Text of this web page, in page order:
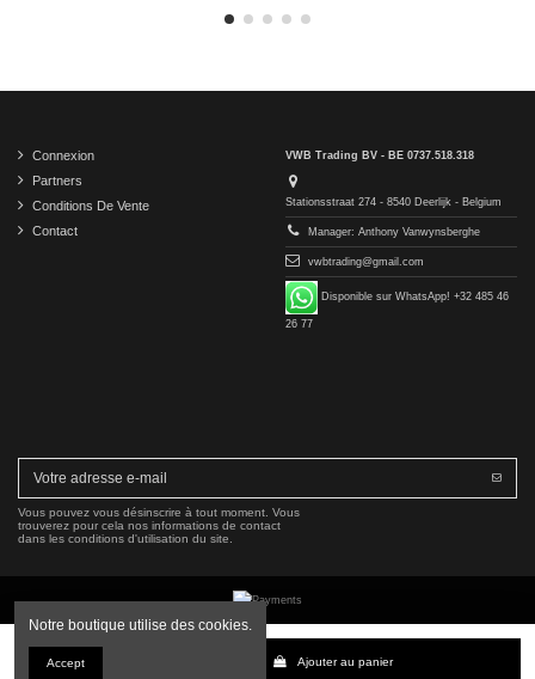
Ajouter au panier
Connexion
Partners
Conditions De Vente
Contact
VWB Trading BV - BE 0737.518.318
Stationsstraat 274 - 8540 Deerlijk - Belgium
Manager: Anthony Vanwynsberghe
vwbtrading@gmail.com
Disponible sur WhatsApp! +32 485 46
26 77
Vous pouvez vous désinscrire à tout moment. Vous
trouverez pour cela nos informations de contact
dans les conditions d'utilisation du site.
Copyright © 2016-2026 VWB Trading BV. All rights reserved.
La société VWB Trading n'est pas affiliée à Mercedes-Benz Group AG, ni autorisée ou approuvée
Notre boutique utilise des cookies.
Accept